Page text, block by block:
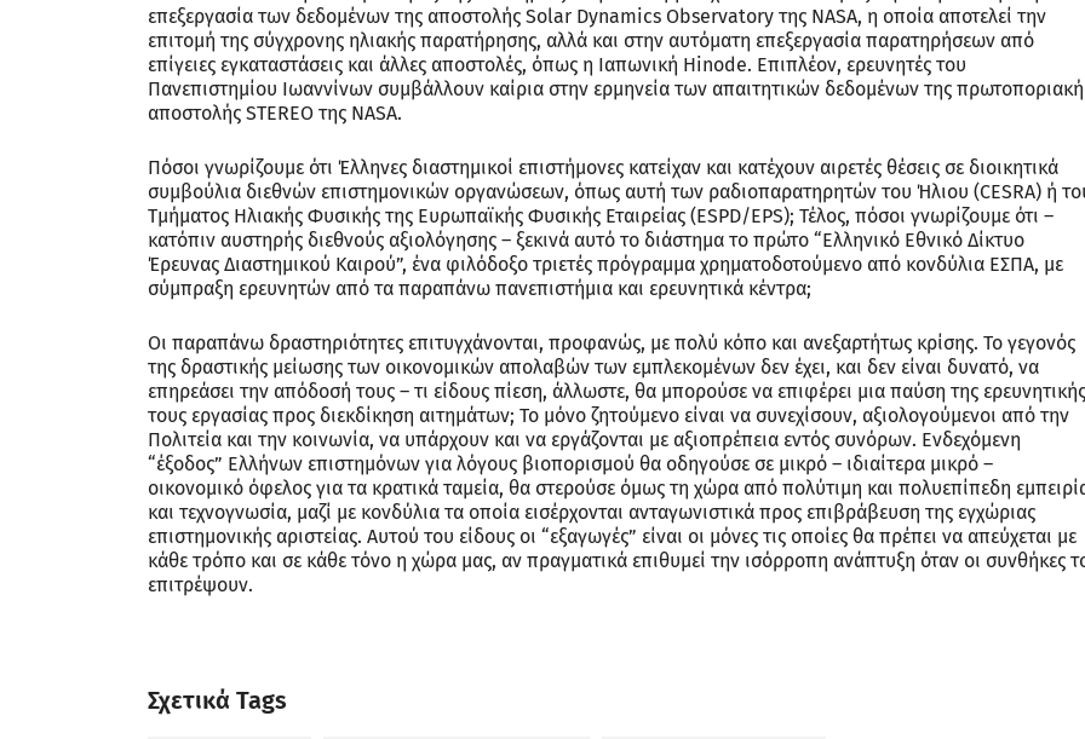
επεξεργασία των δεδομένων της αποστολής Solar Dynamics Observatory της NASA, η οποία αποτελεί την
επιτομή της σύγχρονης ηλιακής παρατήρησης, αλλά και στην αυτόματη επεξεργασία παρατηρήσεων από
επίγειες εγκαταστάσεις και άλλες αποστολές, όπως η Ιαπωνική Hinode. Επιπλέον, ερευνητές του
Πανεπιστημίου Ιωαννίνων συμβάλλουν καίρια στην ερμηνεία των απαιτητικών δεδομένων της
αποστολής STEREO της NASA.
Πόσοι γνωρίζουμε ότι Έλληνες διαστημικοί επιστήμονες κατείχαν και κατέχουν αιρετές θέσεις σε διοικητικά
συμβούλια διεθνών επιστημονικών οργανώσεων, όπως αυτή των ραδιοπαρατηρητών του Ήλιου (CESRA) ή
Τμήματος Ηλιακής Φυσικής της Ευρωπαϊκής Φυσικής Εταιρείας (ESPD/EPS); Τέλος, πόσοι γνωρίζουμε ότι –
κατόπιν αυστηρής διεθνούς αξιολόγησης – ξεκινά αυτό το διάστημα το πρώτο “Ελληνικό Εθνικό Δίκτυο
Έρευνας Διαστημικού Καιρού”, ένα φιλόδοξο τριετές πρόγραμμα χρηματοδοτούμενο από κονδύλια ΕΣΠΑ, με
σύμπραξη ερευνητών από τα παραπάνω πανεπιστήμια και ερευνητικά κέντρα;
Οι παραπάνω δραστηριότητες επιτυγχάνονται, προφανώς, με πολύ κόπο και ανεξαρτήτως κρίσης. Το γεγονός
της δραστικής μείωσης των οικονομικών απολαβών των εμπλεκομένων δεν έχει, και δεν είναι δυνατό, να
επηρεάσει την απόδοσή τους – τι είδους πίεση, άλλωστε, θα μπορούσε να επιφέρει μια παύση της ερευνητικής
τους εργασίας προς διεκδίκηση αιτημάτων; Το μόνο ζητούμενο είναι να συνεχίσουν, αξιολογούμενοι από την
Πολιτεία και την κοινωνία, να υπάρχουν και να εργάζονται με αξιοπρέπεια εντός συνόρων. Ενδεχόμενη
“έξοδος” Ελλήνων επιστημόνων για λόγους βιοπορισμού θα οδηγούσε σε μικρό – ιδιαίτερα μικρό –
οικονομικό όφελος για τα κρατικά ταμεία, θα στερούσε όμως τη χώρα από πολύτιμη και πολυεπίπεδη
και τεχνογνωσία, μαζί με κονδύλια τα οποία εισέρχονται ανταγωνιστικά προς επιβράβευση της εγχώριας
επιστημονικής αριστείας. Αυτού του είδους οι “εξαγωγές” είναι οι μόνες τις οποίες θα πρέπει να απεύχεται με
κάθε τρόπο και σε κάθε τόνο η χώρα μας, αν πραγματικά επιθυμεί την ισόρροπη ανάπτυξη όταν οι συνθήκες
επιτρέψουν.
Σχετικά Tags